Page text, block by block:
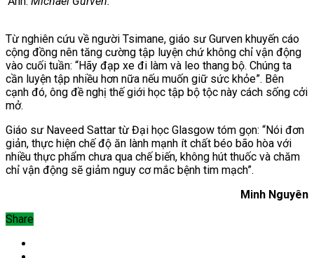
Từ nghiên cứu về người Tsimane, giáo sư Gurven khuyến cáo
cộng đồng nên tăng cường tập luyện chứ không chỉ vận động
vào cuối tuần: “Hãy đạp xe đi làm và leo thang bộ. Chúng ta
cần luyện tập nhiều hơn nữa nếu muốn giữ sức khỏe”. Bên
cạnh đó, ông đề nghị thế giới học tập bộ tộc này cách sống cởi
mở.
Giáo sư Naveed Sattar từ Đại học Glasgow tóm gọn: “Nói đơn
giản, thực hiện chế độ ăn lành mạnh ít chất béo bão hòa với
nhiều thực phẩm chưa qua chế biến, không hút thuốc và chăm
chỉ vận động sẽ giảm nguy cơ mắc bệnh tim mạch”.
Minh Nguyên
Share